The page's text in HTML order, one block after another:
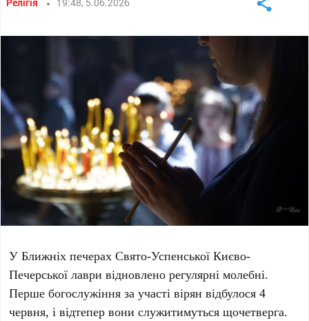
УБлижніх печерах Свято-Успенської Києво-
Печерської лаври відновлено регулярні молебні.
Перше богослужіння за участі вірян відбулося4
червня, і відтепер вони служитимуться щочетверга.